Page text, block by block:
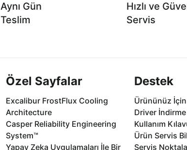
Aynı Gün
Teslim
Hızlı ve
Servis
Özel Sayfalar
Excalibur FrostFlux Cooling
Architecture
Casper Reliability Engineering
System™
Yapay Zeka Uygulamaları İle Bir
Destek
Ürününüz İçin
Driver İndirme
Kullanım
Ürün Servis
Servis